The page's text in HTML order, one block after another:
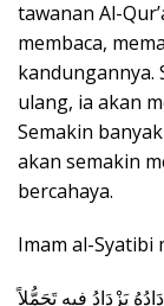
tawanan Al-
membaca,
kandungannya.
ulang, ia akan
Semakin
akan semakin
bercahaya.
Imam al-Syatibi
يَزْدَادُ فِيهِ تَجَمُّلاً